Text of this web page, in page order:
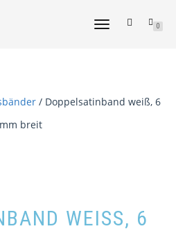
NAVIGATION
0
/ Doppelsatinband weiß, 6
mm breit
WEISS, 6 M